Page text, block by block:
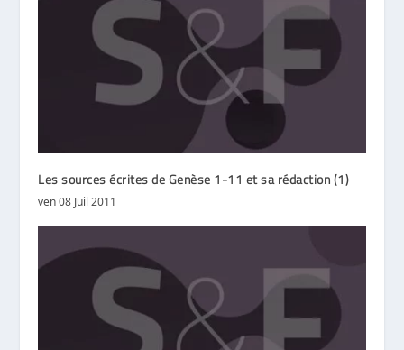
Les sources écrites de Genèse 1-11 et sa rédaction (1)
ven 08 Juil 2011